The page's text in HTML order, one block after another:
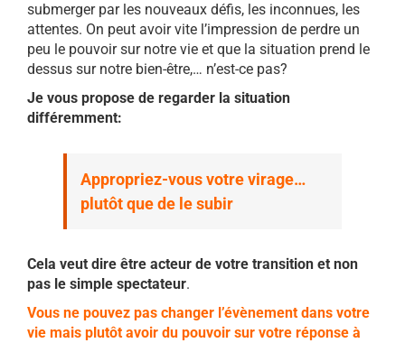
submerger par les nouveaux défis, les inconnues, les
attentes. On peut avoir vite l’impression de perdre un
peu le pouvoir sur notre vie et que la situation prend le
dessus sur notre bien-être,… n’est-ce pas?
Je vous propose de regarder la situation
différemment:
Appropriez-vous votre virage…
plutôt que de le subir
Cela veut dire être acteur de votre transition et non
pas le simple spectateur.
Vous ne pouvez pas changer l’évènement dans votre
vie mais plutôt avoir du pouvoir sur votre réponse à